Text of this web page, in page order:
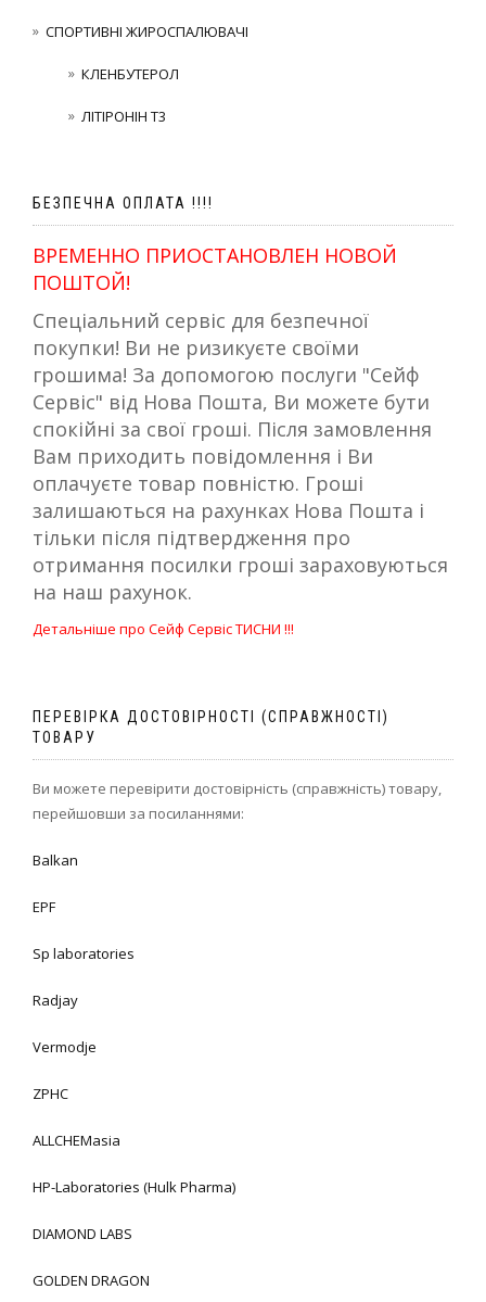
СПОРТИВНІ ЖИРОСПАЛЮВАЧІ
КЛЕНБУТЕРОЛ
ЛІТІРОНІН Т3
БЕЗПЕЧНА ОПЛАТА !!!!
ВРЕМЕННО ПРИОСТАНОВЛЕН НОВОЙ
ПОШТОЙ!
Спеціальний сервіс для безпечної
покупки! Ви не ризикуєте своїми
грошима! За допомогою послуги "Сейф
Сервіс" від Нова Пошта, Ви можете бути
спокійні за свої гроші. Після замовлення
Вам приходить повідомлення і Ви
оплачуєте товар повністю. Гроші
залишаються на рахунках Нова Пошта і
тільки після підтвердження про
отримання посилки гроші зараховуються
на наш рахунок.
Детальніше про Сейф Сервіс ТИСНИ !!!
ПЕРЕВІРКА ДОСТОВІРНОСТІ (СПРАВЖНОСТІ)
ТОВАРУ
Ви можете перевірити достовірність (справжність) товару,
перейшовши за посиланнями:
Balkan
EPF
Sp laboratories
Radjay
Vermodje
ZPHC
ALLCHEMasia
HP-Laboratories (Hulk Pharma)
DIAMOND LABS
GOLDEN DRAGON